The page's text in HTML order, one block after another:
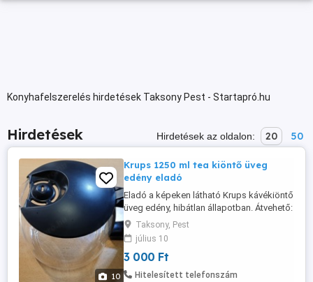
Konyhafelszerelés hirdetések Taksony Pest - Startapró.hu
Hirdetések Hirdetések az oldalon: 20 50
10
Krups 1250 ml tea kiöntő üveg
edény eladó
Eladó a képeken látható Krups kávékiöntő
üveg edény, hibátlan állapotban. Átvehető:
Pest megye Taksony községben. Postán
is elküldöm rendesen becsomagolva
dobozba, de akkor előre kérem utalni az
árát és a postaköltséget a
bankszámlámra, vagy lakcímemre postai
Taksony, Pest
július 10
3 000 Ft
Hitelesített telefonszám